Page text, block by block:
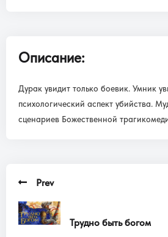
Описание:
Дурак увидит только боевик. Умник
психологический аспект убийства.
сценариев Божественной
Prev
Трудно быть богом